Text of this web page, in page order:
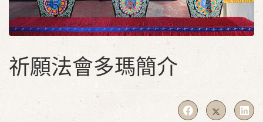
祈願法會多瑪簡介